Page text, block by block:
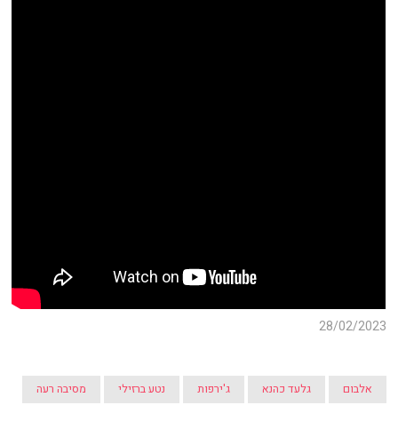
28/02/2023
אלבום גלעד כהנא ג'ירפות נטע ברזילי מסיבה רעה